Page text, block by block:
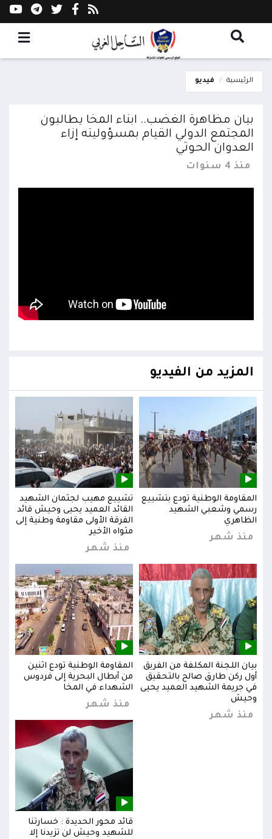
الرئيسية فيديو
بيان مظاهرة الغضب.. ابناء المخا يطالبون
المجتمع الدولي القيام بمسؤوليته إزاء
العدوان الحوثي
منذ 4 سنوات
المزيد من الفيديو
المقاومة الوطنية تودع بتشييع
رسمي وشعبي الشهيد
الظاهري
منذ شهر
تشييع مهيب لجثمان الشهيد
القائد العميد يحيى وحيش قائد
الفرقة الأولى مقاومة وطنية إلى
مثواه الأخير
منذ شهر
بيان اللجنة المكلفة من الفريق
أول ركن طارق صالح بالتحقيق
في جريمة الشهيد العميد يحيى
وحيش
منذ شهر
المقاومة الوطنية تودع اثنين
من أبطال البحرية إلى فردوس
الشهداء في المخا
منذ شهر
قائد محور الحديدة : خسارتنا
للشهيد وحيش لن تزيدنا إلا